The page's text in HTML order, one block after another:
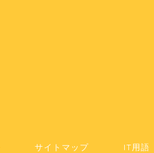
サイトマップ IT用語